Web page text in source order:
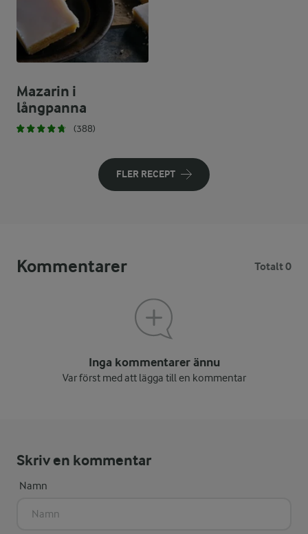
Mazarin i
långpanna
(388)
FLER RECEPT
Kommentarer Totalt 0
Inga kommentarer ännu
Var först med att lägga till en kommentar
Skriv en kommentar
Namn